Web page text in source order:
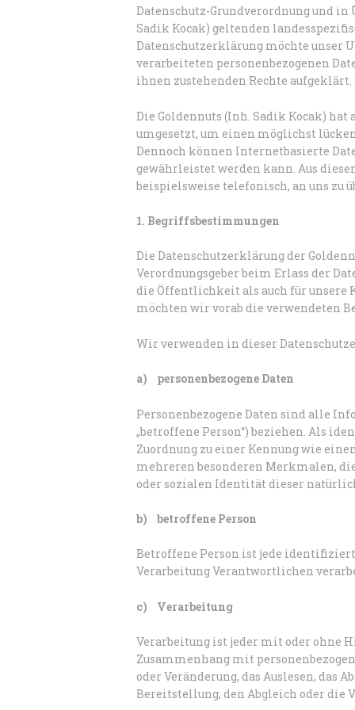
Datenschutz-Grundverordnung und
Sadik Kocak) geltenden
Datenschutzerklärung möchte unser
verarbeiteten personenbezogenen
ihnen zustehenden Rechte aufgeklärt.
Die Goldennuts (Inh. Sadik Kocak)
umgesetzt, um einen möglichst
Dennoch können Internetbasierte
gewährleistet werden kann. Aus
beispielsweise telefonisch, an uns zu
1. Begriffsbestimmungen
Die Datenschutzerklärung der
Verordnungsgeber beim Erlass der
die Öffentlichkeit als auch für unsere
möchten wir vorab die verwendeten
Wir verwenden in dieser
a) personenbezogene Daten
Personenbezogene Daten sind alle
„betroffene Person“) beziehen. Als
Zuordnung zu einer Kennung wie
mehreren besonderen Merkmalen,
oder sozialen Identität dieser
b) betroffene Person
Betroffene Person ist jede
Verarbeitung Verantwortlichen
c) Verarbeitung
Verarbeitung ist jeder mit oder ohne
Zusammenhang mit
oder Veränderung, das Auslesen, das
Bereitstellung, den Abgleich oder die